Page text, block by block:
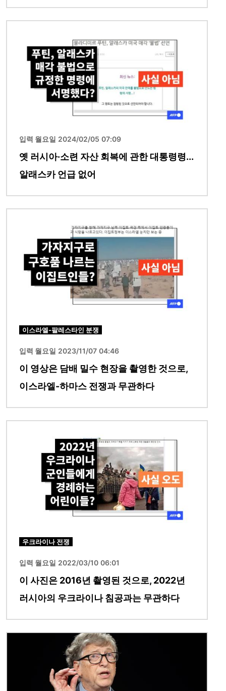
입력 월요일 2024/02/05 07:09
옛 러시아·소련 자산 회복에 관한 대통령령...
알래스카 언급 없어
이스라엘-팔레스타인 분쟁
입력 월요일 2023/11/07 04:46
이 영상은 담배 밀수 현장을 촬영한 것으로,
이스라엘-하마스 전쟁과 무관하다
우크라이나 전쟁
입력 월요일 2022/03/10 06:01
이 사진은 2016년 촬영된 것으로, 2022년
러시아의 우크라이나 침공과는 무관하다